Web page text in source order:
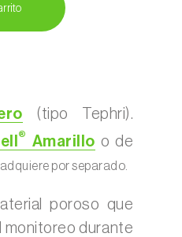
(tipo Tephri).
® Amarillo o de
por separado.
poroso que
monitoreo durante